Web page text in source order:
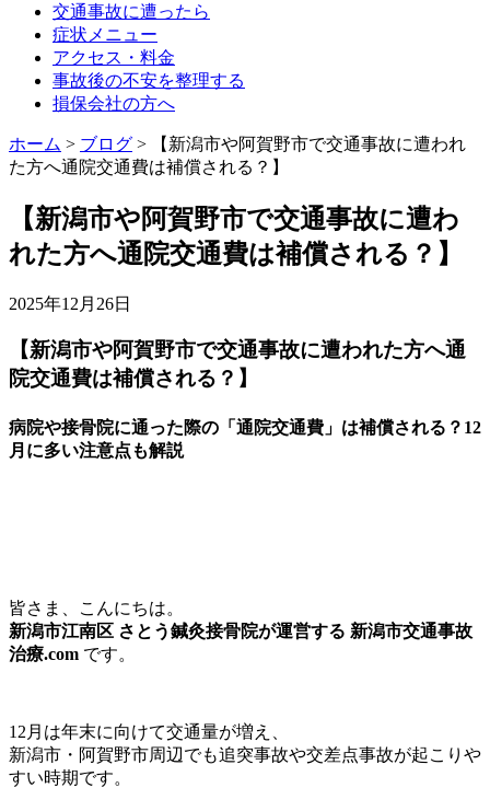
交通事故に遭ったら
症状メニュー
アクセス・料金
事故後の不安を整理する
損保会社の方へ
ホーム > ブログ >
【新潟市や阿賀野市で交通事故に遭われ
た方へ通院交通費は補償される？】
【新潟市や阿賀野市で交通事故に遭わ
れた方へ通院交通費は補償される？】
2025年12月26日
【新潟市や阿賀野市で交通事故に遭われた方へ通
院交通費は補償される？】
病院や接骨院に通った際の「通院交通費」は補償される？12
月に多い注意点も解説
皆さま、こんにちは。
新潟市江南区 さとう鍼灸接骨院が運営する 新潟市交通事故
治療.com です。
12月は年末に向けて交通量が増え、
新潟市・阿賀野市周辺でも追突事故や交差点事故が起こりや
すい時期です。